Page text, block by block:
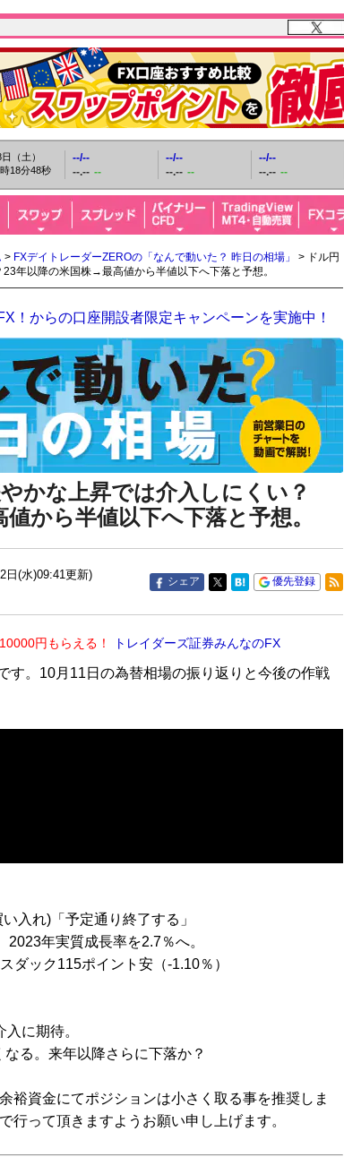
（土）
18分49秒
--/--
--.-- --
--/--
--.-- --
--/--
--.-- --
> FXデイトレーダーZEROの「なんで動いた？ 昨日の相場」
> ドル円
年以降の米国株→最高値から半値以下へ下落と予想。
！からの口座開設者限定キャンペーンを実施中！
かな上昇では介入しにくい？
から半値以下へ下落と予想。
日(水)09:41更新)
シェア 優先登録
円もらえる！ トレイダーズ証券みんなのFX
す。10月11日の為替相場の振り返りと今後の作戦
入れ)「予定通り終了する」
2023年実質成長率を2.7％へ。
ダック115ポイント安（-1.10％）
に期待。
る。来年以降さらに下落か？
裕資金にてポジションは小さく取る事を推奨しま
行って頂きますようお願い申し上げます。